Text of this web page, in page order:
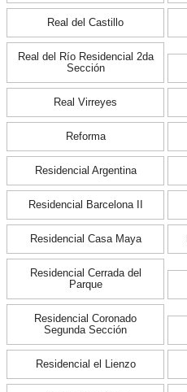
Real del Castillo
Real del Río Residencial 2da
Sección
Real Virreyes
Reforma
Residencial Argentina
Residencial Barcelona II
Residencial Casa Maya
Residencial Cerrada del
Parque
Residencial Coronado
Segunda Sección
Residencial el Lienzo